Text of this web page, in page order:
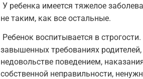
У ребенка имеется тяжелое
не таким, как все остальные.
Ребенок воспитывается в
завышенных требованиях
недовольстве поведением,
собственной неправильности,